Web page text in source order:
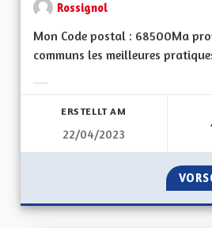
Rossignol
Mon Code postal : 68500Ma
communs les meilleures
ERSTELLT AM
22/04/2023